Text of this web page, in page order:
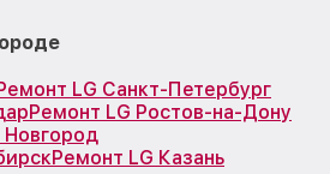
LG Санкт-Петербург
Ремонт LG Ростов-на-Дону
Ремонт LG Казань